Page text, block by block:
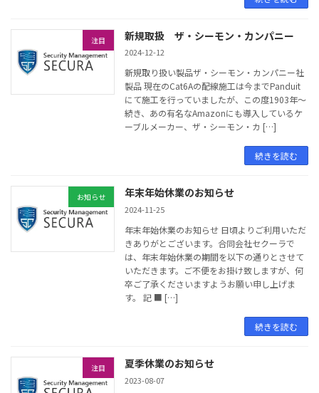
注目 新規取扱 ザ・シーモン・カンパニー
2024-12-12
新規取り扱い製品ザ・シーモン・カンパニー社
製品 現在のCat6Aの配線施工は今までPanduit
にて施工を行っていましたが、この度1903年～
続き、あの有名なAmazonにも導入しているケ
ーブルメーカー、ザ・シーモン・カ […]
続きを読む
お知らせ 年末年始休業のお知らせ
2024-11-25
年末年始休業のお知らせ 日頃よりご利用いただ
きありがとございます。合同会社セクーラで
は、年末年始休業の期間を以下の通りとさせて
いただきます。ご不便をお掛け致しますが、何
卒ご了承くださいますようお願い申し上げま
す。 記 ■ […]
続きを読む
注目 夏季休業のお知らせ
2023-08-07